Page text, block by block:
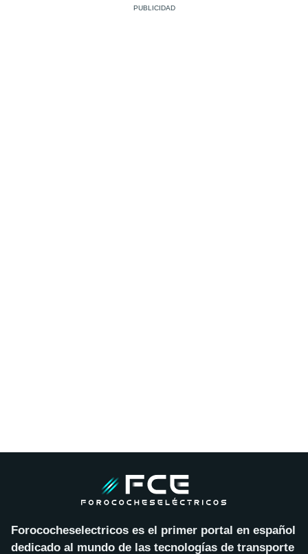
Forococheselectricos es el primer portal en español
dedicado al mundo de las tecnologías de transporte